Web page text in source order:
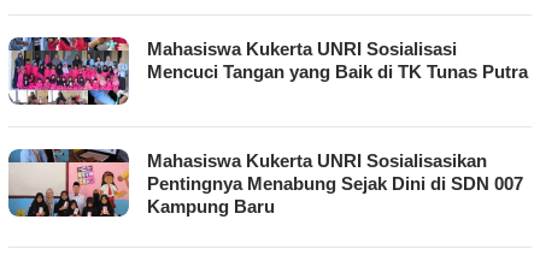
Mahasiswa Kukerta UNRI Sosialisasi
Mencuci Tangan yang Baik di TK Tunas Putra
Mahasiswa Kukerta UNRI Sosialisasikan
Pentingnya Menabung Sejak Dini di SDN 007
Kampung Baru